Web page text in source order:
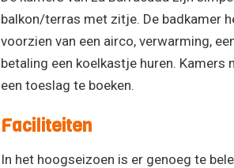
balkon/terras met zitje. De badkamer
voorzien van een airco, verwarming,
betaling een koelkastje huren.
een toeslag te boeken.
Faciliteiten
In het hoogseizoen is er genoeg te